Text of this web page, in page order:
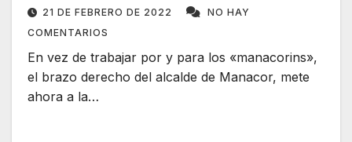
21 DE FEBRERO DE 2022
NO HAY
COMENTARIOS
En vez de trabajar por y para los «manacorins»,
el brazo derecho del alcalde de Manacor, mete
ahora a la…